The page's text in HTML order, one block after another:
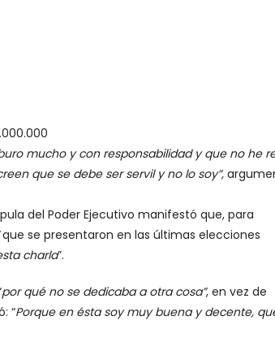
mucho y con responsabilidad y que no he
que se debe ser servil y no lo soy”,
del Poder Ejecutivo manifestó que, para
que se presentaron en las últimas elecciones
charla”.
por qué no se dedicaba a otra cosa”, en vez de
“Porque en ésta soy muy buena y decente,